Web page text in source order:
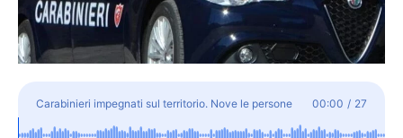
Carabinieri impegnati sul territorio. Nove le persone
denunciate a piede libero
00:00 / 27